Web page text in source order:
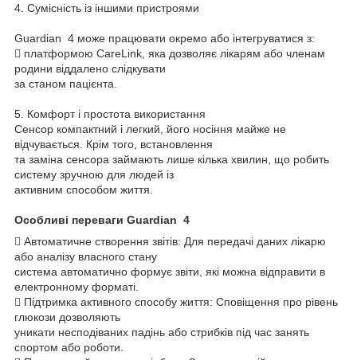
4. Сумісність із іншими пристроями
Guardian 4 може працювати окремо або інтегруватися з:
 платформою CareLink, яка дозволяє лікарям або членам
родини віддалено слідкувати
за станом пацієнта.
5. Комфорт і простота використання
Сенсор компактний і легкий, його носіння майже не
відчувається. Крім того, встановлення
та заміна сенсора займають лише кілька хвилин, що робить
систему зручною для людей із
активним способом життя.
Особливі переваги Guardian 4
 Автоматичне створення звітів: Для передачі даних лікарю
або аналізу власного стану
система автоматично формує звіти, які можна відправити в
електронному форматі.
 Підтримка активного способу життя: Сповіщення про рівень
глюкози дозволяють
уникати несподіваних падінь або стрибків під час занять
спортом або роботи.